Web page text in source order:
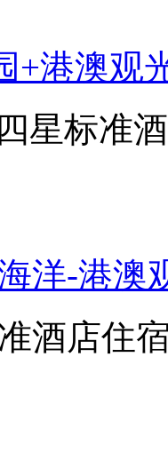
+港澳观
星标准
洋-港澳
酒店住